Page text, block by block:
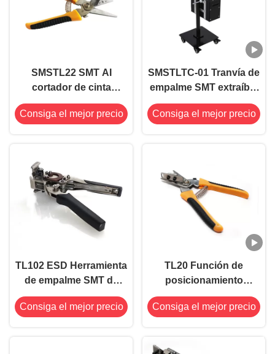
SMSTL22 SMT AI
cortador de cinta
portadora con
dispositivo de bloqueo
Consiga el mejor precio
SMSTLTC-01 Tranvía de
empalme SMT extraíble
con ruedas ESD
Consiga el mejor precio
TL102 ESD Herramienta
de empalme SMT de
acero con mango negro
para cinta de bobina
Consiga el mejor precio
TL20 Función de
posicionamiento
Herramienta de
empalme SMT de metal
Consiga el mejor precio